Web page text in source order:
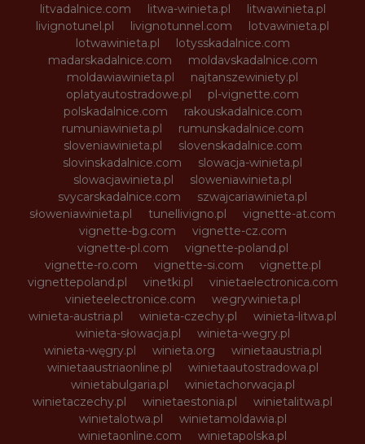
litvadalnice.com
litwa-winieta.pl
litwawinieta.pl
livignotunel.pl
livignotunnel.com
lotvawinieta.pl
lotwawinieta.pl
lotysskadalnice.com
madarskadalnice.com
moldavskadalnice.com
moldawiawinieta.pl
najtanszewiniety.pl
oplatyautostradowe.pl
pl-vignette.com
polskadalnice.com
rakouskadalnice.com
rumuniawinieta.pl
rumunskadalnice.com
sloveniawinieta.pl
slovenskadalnice.com
slovinskadalnice.com
slowacja-winieta.pl
slowacjawinieta.pl
sloweniawinieta.pl
svycarskadalnice.com
szwajcariawinieta.pl
słoweniawinieta.pl
tunellivigno.pl
vignette-at.com
vignette-bg.com
vignette-cz.com
vignette-pl.com
vignette-poland.pl
vignette-ro.com
vignette-si.com
vignette.pl
vignettepoland.pl
vinetki.pl
vinietaelectronica.com
vinieteelectronice.com
wegrywinieta.pl
winieta-austria.pl
winieta-czechy.pl
winieta-litwa.pl
winieta-słowacja.pl
winieta-wegry.pl
winieta-węgry.pl
winieta.org
winietaaustria.pl
winietaaustriaonline.pl
winietaautostradowa.pl
winietabulgaria.pl
winietachorwacja.pl
winietaczechy.pl
winietaestonia.pl
winietalitwa.pl
winietalotwa.pl
winietamoldawia.pl
winietaonline.com
winietapolska.pl